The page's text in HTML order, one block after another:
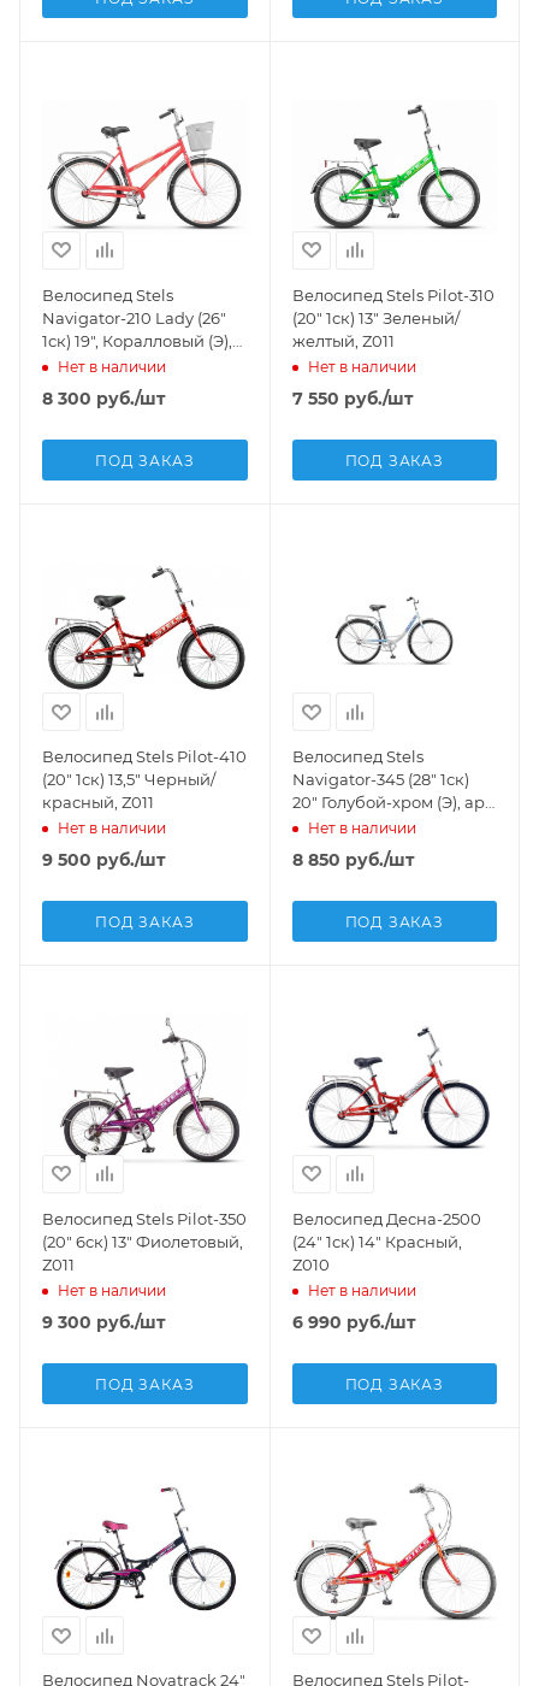
Велосипед Stels
Navigator-210 Lady (26"
1ск) 19", Коралловый (Э),
Z010Нет в наличии
8 300 руб./шт
ПОД ЗАКАЗ
Велосипед Stels Pilot-310
(20" 1ск) 13" Зеленый/
желтый, Z011
Нет в наличии
7 550 руб./шт
ПОД ЗАКАЗ
Велосипед Stels Pilot-410
(20" 1ск) 13,5" Черный/
красный, Z011
Нет в наличии
9 500 руб./шт
ПОД ЗАКАЗ
Велосипед Stels
Navigator-345 (28" 1ск)
20" Голубой-хром (Э), арт.
Z010Нет в наличии
8 850 руб./шт
ПОД ЗАКАЗ
Велосипед Stels Pilot-350
(20" 6ск) 13" Фиолетовый,
Z011
Нет в наличии
9 300 руб./шт
ПОД ЗАКАЗ
Велосипед Десна-2500
(24" 1ск) 14" Красный,
Z010
Нет в наличии
6 990 руб./шт
ПОД ЗАКАЗ
Велосипед Novatrack 24"
Велосипед Stels Pilot-